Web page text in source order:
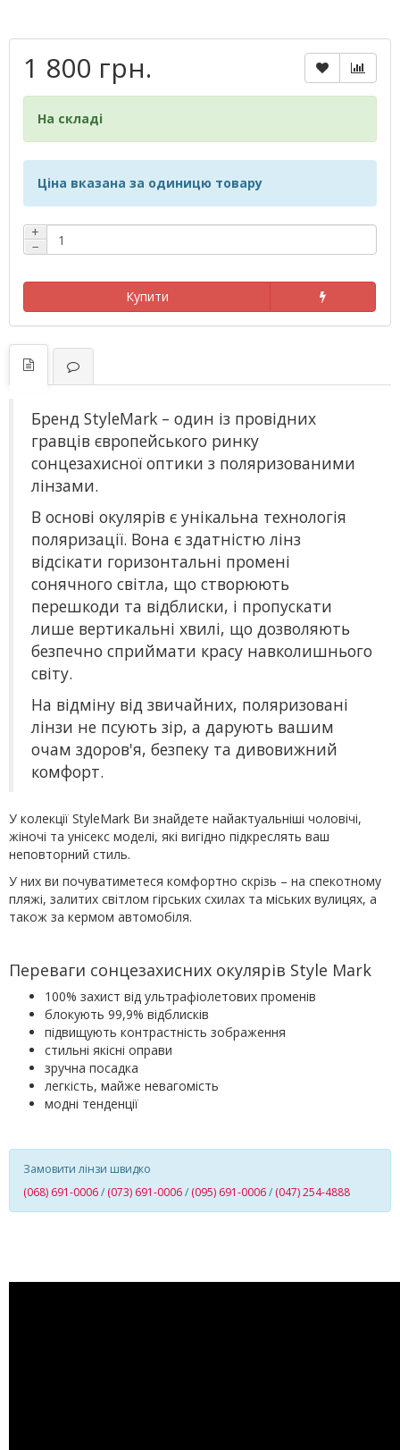
1 800 грн.
На складі
Ціна вказана за одиницю товару
+
−
Купити
Бренд StyleMark – один із провідних
гравців європейського ринку
сонцезахисної оптики з поляризованими
лінзами.
В основі окулярів є унікальна технологія
поляризації. Вона є здатністю лінз
відсікати горизонтальні промені
сонячного світла, що створюють
перешкоди та відблиски, і пропускати
лише вертикальні хвилі, що дозволяють
безпечно сприймати красу навколишнього
світу.
На відміну від звичайних, поляризовані
лінзи не псують зір, а дарують вашим
очам здоров'я, безпеку та дивовижний
комфорт.
У колекції StyleMark Ви знайдете найактуальніші чоловічі,
жіночі та унісекс моделі, які вигідно підкреслять ваш
неповторний стиль.
У них ви почуватиметеся комфортно скрізь – на спекотному
пляжі, залитих світлом гірських схилах та міських вулицях, а
також за кермом автомобіля.
Переваги сонцезахисних окулярів Style Mark
100% захист від ультрафіолетових променів
блокують 99,9% відблисків
підвищують контрастність зображення
стильні якісні оправи
зручна посадка
легкість, майже невагомість
модні тенденції
Замовити лінзи швидко
(068) 691-0006/ (073) 691-0006/ (095) 691-0006/ (047) 254-4888